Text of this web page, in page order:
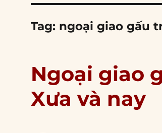
Tag: ngoại giao gấu
Ngoại giao
Xưa và nay